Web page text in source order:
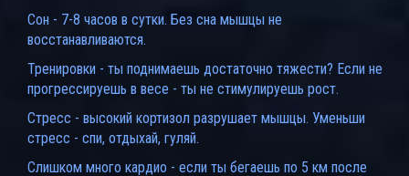
Сон - 7-8 часов в сутки. Без сна мышцы не
восстанавливаются.
Тренировки - ты поднимаешь достаточно тяжести? Если не
прогрессируешь в весе - ты не стимулируешь рост.
Стресс - высокий кортизол разрушает мышцы. Уменьши
стресс - спи, отдыхай, гуляй.
Слишком много кардио - если ты бегаешь по 5 км после